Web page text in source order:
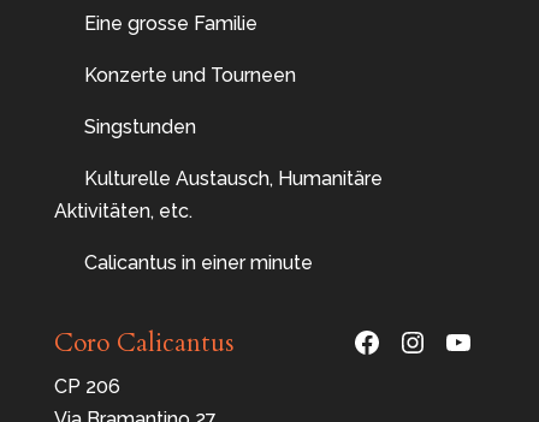
Eine grosse Familie
Konzerte und Tourneen
Singstunden
Kulturelle Austausch, Humanitäre
Aktivitäten, etc.
Calicantus in einer minute
Coro Calicantus
CP 206
Facebook
Instagram